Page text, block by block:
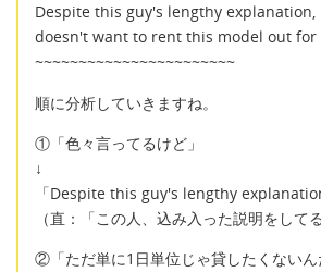
Despite this guy's lengthy
doesn't want to rent this model out for
~~~~~~~~~~~~~~~~~~~~~~~
順に分析していきますね。
①「色々言ってるけど」
↓
「Despite this guy's lengthy
（直：「この人、込み入った説明をして
②「ただ単に1日単位じゃ貸したくないん